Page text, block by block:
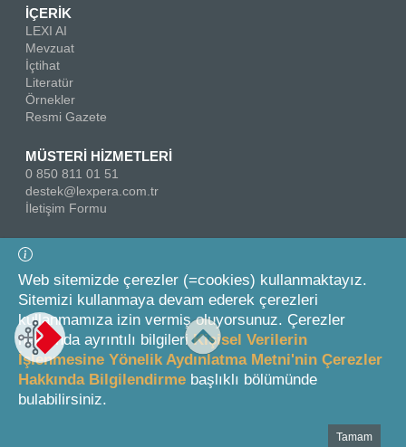
İÇERİK
LEXI AI
Mevzuat
İçtihat
Literatür
Örnekler
Resmi Gazete
MÜSTERİ HİZMETLERİ
0 850 811 01 51
destek@lexpera.com.tr
İletişim Formu
Bizi Takip Edin
© 2026 On İki Levha Yayıncılık A.Ş.
Web sitemizde çerezler (=cookies) kullanmaktayız.
Sitemizi kullanmaya devam ederek çerezleri
kullanmamıza izin vermiş oluyorsunuz. Çerezler
hakkında ayrıntılı bilgileriKişisel Verilerin
İşlenmesine Yönelik Aydınlatma Metni'nin Çerezler
Hakkında Bilgilendirme başlıklı bölümünde
bulabilirsiniz.
Tamam